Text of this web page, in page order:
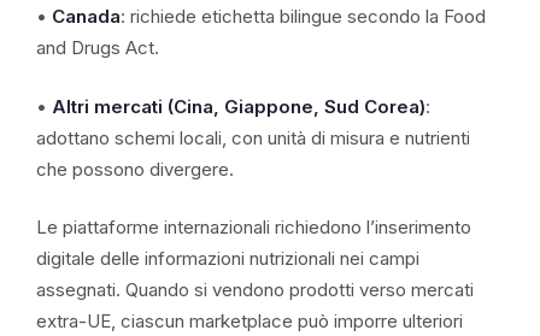
• Canada: richiede etichetta bilingue secondo la Food
and Drugs Act.
• Altri mercati (Cina, Giappone, Sud Corea):
adottano schemi locali, con unità di misura e nutrienti
che possono divergere.
Le piattaforme internazionali richiedono l’inserimento
digitale delle informazioni nutrizionali nei campi
assegnati. Quando si vendono prodotti verso mercati
extra-UE, ciascun marketplace può imporre ulteriori